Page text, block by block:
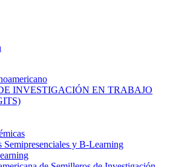
INVESTIGACIÓN EN TRABAJO
Semipresenciales y B-Learning